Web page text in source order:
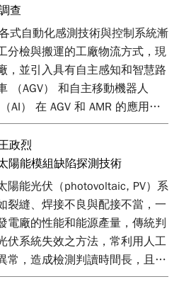
查
式自動化感測技術與控制系統漸
分檢與搬運的工廠物流方式，現
，並引入具有自主感知和智慧路
（AGV） 和自主移動機器人
AI） 在 AGV 和 AMR 的應用中
傳統的路徑規劃、任務排程等問
充電排程及預測性維護等方面
在 AGV 和 AMR 中的七大應
、深度學習與機器學習方法深入
提升生產效率、降低成本和強
以及未來趨勢。
政烈
陽能模組缺陷探測技術
陽能光伏（photovoltaic, PV）系
裂縫、焊接不良與配接不當，一
電廠的性能和能源產量，傳統判
伏系統失效之方法，常利用人工
常，造成檢測判讀時間長，且視
，且人員判定基準無法標準化，